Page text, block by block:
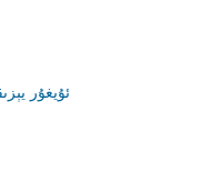
ئۇيغۇر